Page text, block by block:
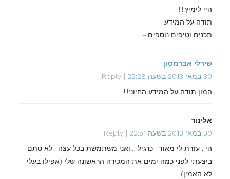
היי לימיץ!!!!
תודה על המידע
תכנים וטיפים נוספים;~
שירלי אברמסון
30 במאי 2013 בשעה 22:28
Reply
המון תודה על המידע החיוני!!!
אלינור
30 במאי 2013 בשעה 22:51
Reply
הי , עזרת לי מאוד ! כרגיל …ואני משתמשת בכל עצה . לא סתם
ביצעתי לפני כמה ימים את המכירה הראשונה שלי (אפילו בעלי
לא האמין)